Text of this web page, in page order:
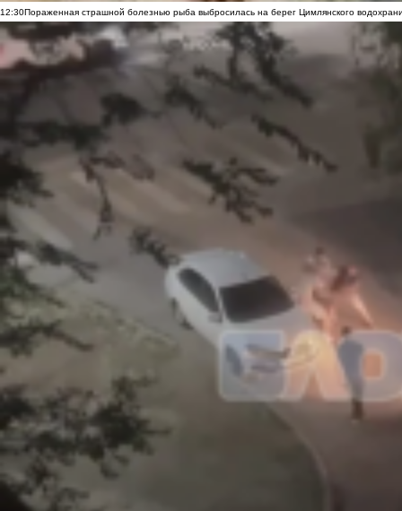
12:30Пораженная страшной болезнью рыба выбросилась на берег Цимлянского